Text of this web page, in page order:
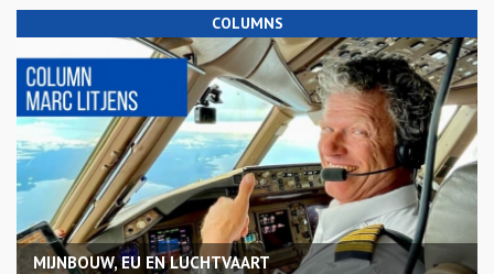
COLUMNS
MIJNBOUW, EU EN LUCHTVAART